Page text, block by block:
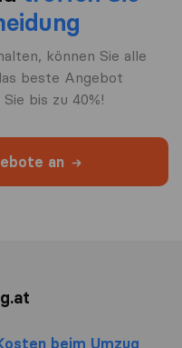
können Sie alle
beste Angebot
bis zu 40%!
an
beim Umzug